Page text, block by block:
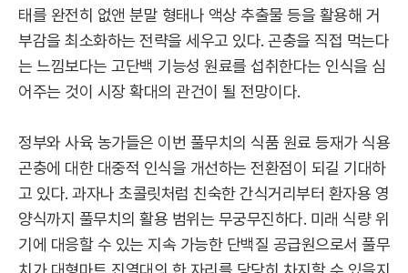
태를 완전히 없앤 분말 형태나 액상 추출물 등을 활용해 거
부감을 최소화하는 전략을 세우고 있다. 곤충을 직접 먹는다
는 느낌보다는 고단백 기능성 원료를 섭취한다는 인식을 심
어주는 것이 시장 확대의 관건이 될 전망이다.
정부와 사육 농가들은 이번 풀무치의 식품 원료 등재가 식용
곤충에 대한 대중적 인식을 개선하는 전환점이 되길 기대하
고 있다. 과자나 초콜릿처럼 친숙한 간식거리부터 환자용 영
양식까지 풀무치의 활용 범위는 무궁무진하다. 미래 식량 위
기에 대응할 수 있는 지속 가능한 단백질 공급원으로서 풀무